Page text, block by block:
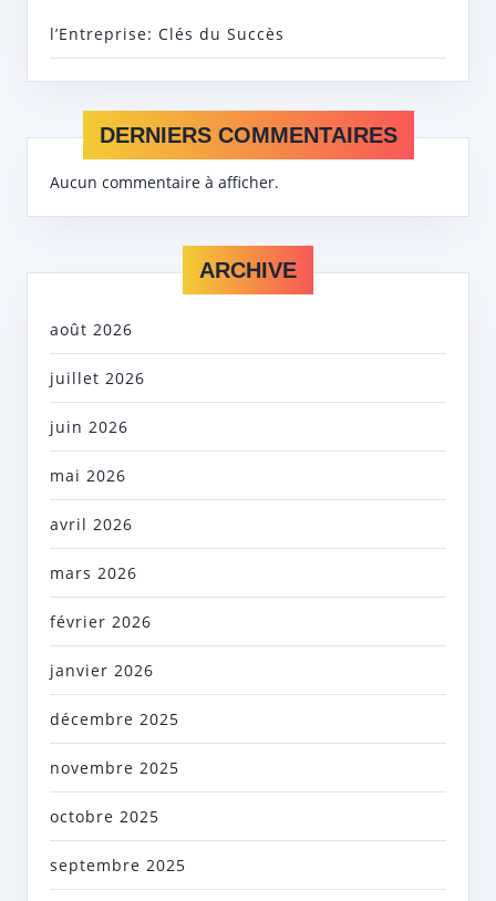
l’Entreprise: Clés du Succès
DERNIERS COMMENTAIRES
Aucun commentaire à afficher.
ARCHIVE
août 2026
juillet 2026
juin 2026
mai 2026
avril 2026
mars 2026
février 2026
janvier 2026
décembre 2025
novembre 2025
octobre 2025
septembre 2025